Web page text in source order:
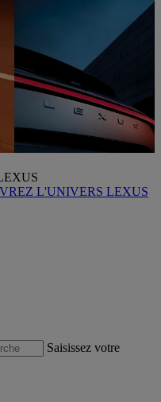
L'UNIVERS LEXUS
Saisissez votre